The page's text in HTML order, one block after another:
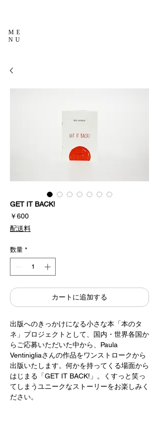
ME
NU
GET IT BACK!
￥600価
格
配送料
数量 *
カートに追加する
出版へのきっかけになる小さな本「本のタ
ネ」プロジェクトとして、国内・世界各国か
らご応募いただいた中から、Paula
Ventinigliaさんの作品をワンストロークから
出版いたします。何かを持ってくる場面から
はじまる「GET IT BACK!」。くすっと笑っ
てしまうユニークなストーリーをお楽しみく
ださい。